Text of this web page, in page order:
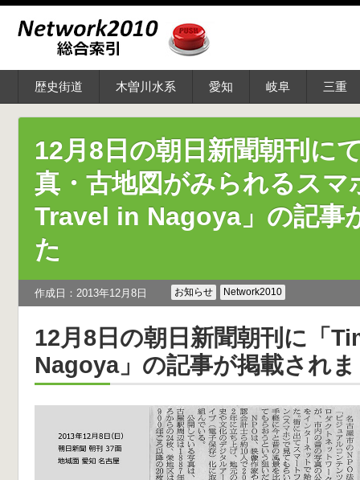
歴史街道 木曽川水系 愛知 岐阜 三重
12月8日の朝日新聞朝刊に
真・古地図がみられるスマ
Travel in Nagoya」の記事
た
作成日：2013年12月8日 お知らせ Network2010
12月8日の朝日新聞朝刊に「
Nagoya」の記事が掲載され